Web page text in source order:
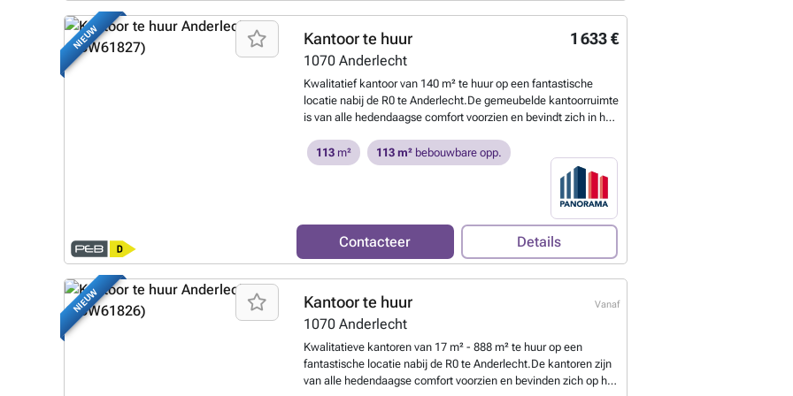
NIEUW 1 633 €
Kantoor te huur
1070 Anderlecht
Kwalitatief kantoor van 140 m² te huur op een fantastische
locatie nabij de R0 te Anderlecht.De gemeubelde kantoorruimte
is van alle hedendaagse comfort voorzien en bevindt zich in het
restaurant, binnen- en buitenparking en omringd is door een
aangenaam park met terras en vijver, een ware oase van rust en
m².Contacteer PANORAMA B2B voor bijkomende inlichtingen,
113 m² 113 m² bebouwbare opp.
Contacteer Details
NIEUW Vanaf
Kantoor te huur
1070 Anderlecht
Kwalitatieve kantoren van 17 m² - 888 m² te huur op een
fantastische locatie nabij de R0 te Anderlecht.De kantoren zijn
van alle hedendaagse comfort voorzien en bevinden zich op het